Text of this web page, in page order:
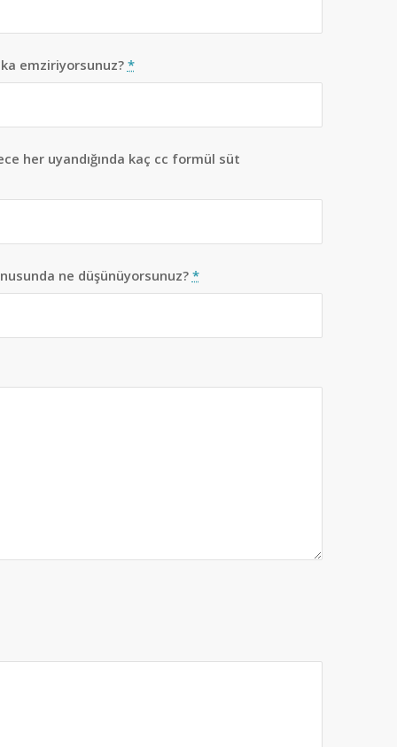
emziriyorsunuz?*
her uyandığında kaç cc formül süt
ne düşünüyorsunuz?*